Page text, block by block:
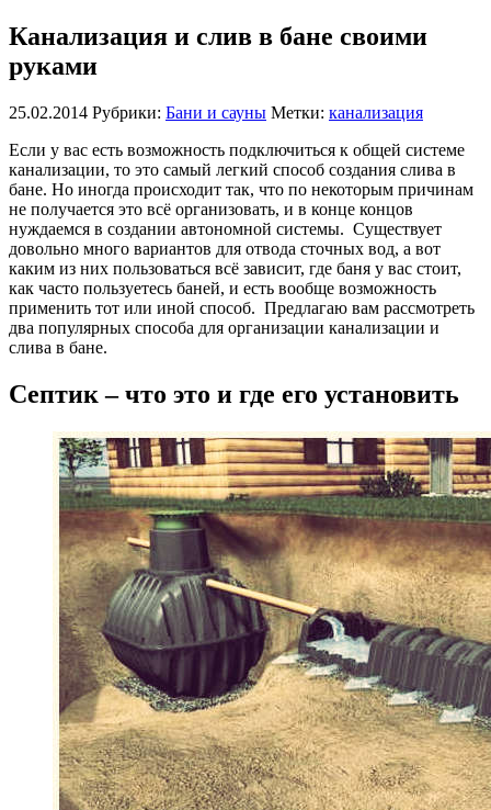
Канализация и слив в бане своими
руками
25.02.2014 Рубрики: Бани и сауны Метки: канализация
Если у вас есть возможность подключиться к общей системе
канализации, то это самый легкий способ создания слива в
бане. Но иногда происходит так, что по некоторым причинам
не получается это всё организовать, и в конце концов
нуждаемся в создании автономной системы. Существует
довольно много вариантов для отвода сточных вод, а вот
каким из них пользоваться всё зависит, где баня у вас стоит,
как часто пользуетесь баней, и есть вообще возможность
применить тот или иной способ. Предлагаю вам рассмотреть
два популярных способа для организации канализации и
слива в бане.
Септик – что это и где его установить